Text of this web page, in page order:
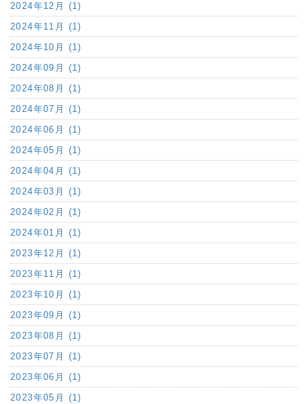
2024年12月 (1)
2024年11月 (1)
2024年10月 (1)
2024年09月 (1)
2024年08月 (1)
2024年07月 (1)
2024年06月 (1)
2024年05月 (1)
2024年04月 (1)
2024年03月 (1)
2024年02月 (1)
2024年01月 (1)
2023年12月 (1)
2023年11月 (1)
2023年10月 (1)
2023年09月 (1)
2023年08月 (1)
2023年07月 (1)
2023年06月 (1)
2023年05月 (1)